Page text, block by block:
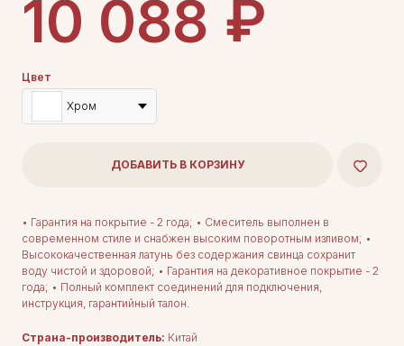
10 088 ₽
Цвет
Хром
ДОБАВИТЬ В КОРЗИНУ
• Гарантия на покрытие - 2 года; • Смеситель выполнен в
современном стиле и снабжен высоким поворотным изливом; •
Высококачественная латунь без содержания свинца сохранит
воду чистой и здоровой; • Гарантия на декоративное покрытие - 2
года; • Полный комплект соединений для подключения,
инструкция, гарантийный талон.
Страна-производитель: Китай